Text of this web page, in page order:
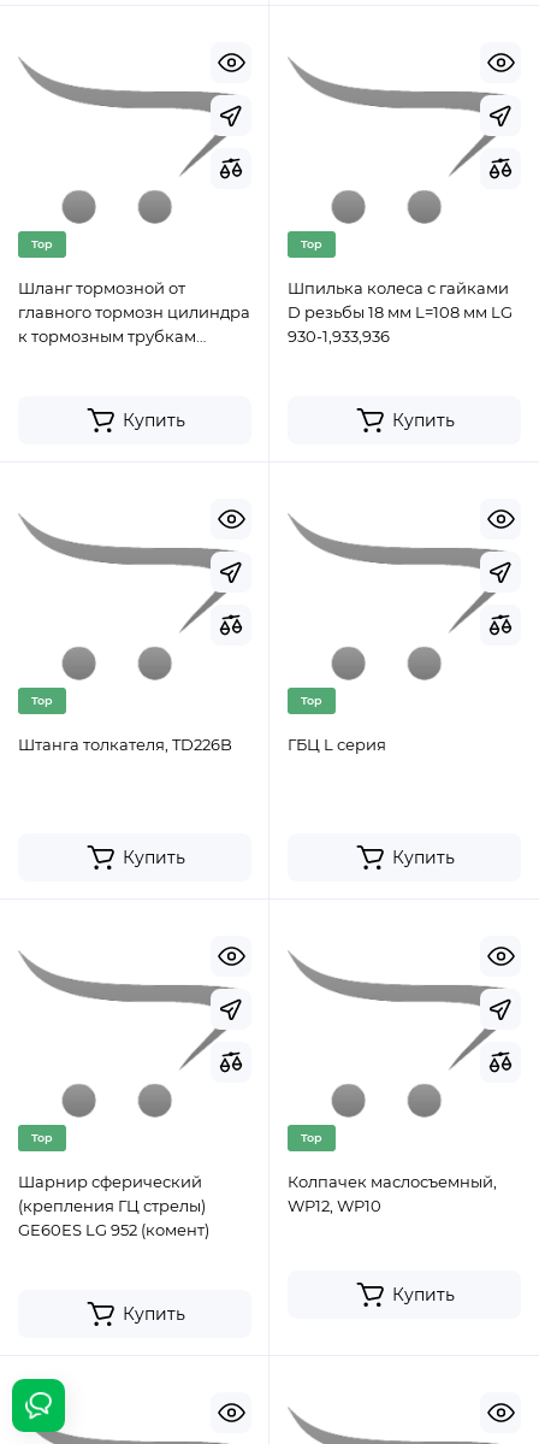
Top
Шланг тормозной от
главного тормозн цилиндра
к тормозным трубкам
Купить
Top
Шпилька колеса с гайками
D резьбы 18 мм L=108 мм LG
930-1,933,936
Купить
Top
Штанга толкателя, TD226B
Купить
Top
ГБЦ L серия
Купить
Top
Шарнир сферический
(крепления ГЦ стрелы)
GE60ES LG 952 (комент)
Купить
Top
Колпачек маслосъемный,
WP12, WP10
Купить